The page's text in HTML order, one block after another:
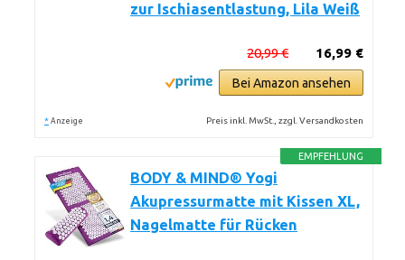
zur Ischiasentlastung, Lila Weiß
16,99 €
20,99 €
Bei Amazon ansehen
* Anzeige Preis inkl. MwSt., zzgl. Versandkosten
EMPFEHLUNG
BODY & MIND® Yogi
Akupressurmatte mit Kissen XL,
Nagelmatte für Rücken